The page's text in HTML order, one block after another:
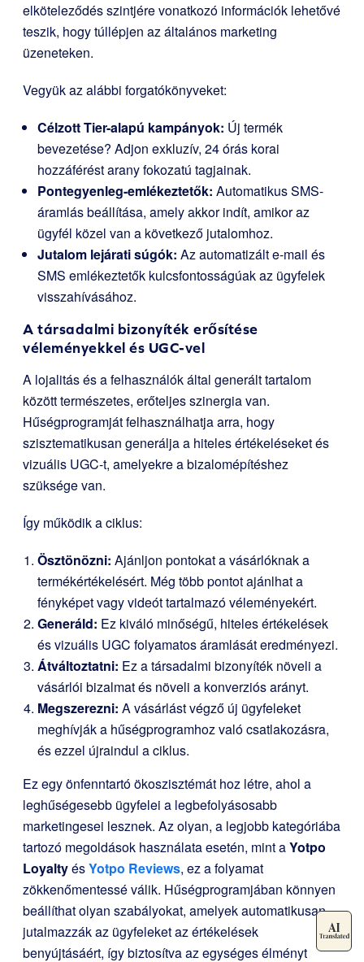
elköteleződés szintjére vonatkozó információk lehetővé
teszik, hogy túllépjen az általános marketing
üzeneteken.
Vegyük az alábbi forgatókönyveket:
Célzott Tier-alapú kampányok: Új termék
bevezetése? Adjon exkluzív, 24 órás korai
hozzáférést arany fokozatú tagjainak.
Pontegyenleg-emlékeztetők: Automatikus SMS-
áramlás beállítása, amely akkor indít, amikor az
ügyfél közel van a következő jutalomhoz.
Jutalom lejárati súgók: Az automatizált e-mail és
SMS emlékeztetők kulcsfontosságúak az ügyfelek
visszahívásához.
A társadalmi bizonyíték erősítése
véleményekkel és UGC-vel
A lojalitás és a felhasználók által generált tartalom
között természetes, erőteljes szinergia van.
Hűségprogramját felhasználhatja arra, hogy
szisztematikusan generálja a hiteles értékeléseket és
vizuális UGC-t, amelyekre a bizalomépítéshez
szüksége van.
Így működik a ciklus:
Ösztönözni: Ajánljon pontokat a vásárlóknak a
termékértékelésért. Még több pontot ajánlhat a
fényképet vagy videót tartalmazó véleményekért.
Generáld: Ez kiváló minőségű, hiteles értékelések
és vizuális UGC folyamatos áramlását eredményezi.
Átváltoztatni: Ez a társadalmi bizonyíték növeli a
vásárlói bizalmat és növeli a konverziós arányt.
Megszerezni: A vásárlást végző új ügyfeleket
meghívják a hűségprogramhoz való csatlakozásra,
és ezzel újraindul a ciklus.
Ez egy önfenntartó ökoszisztémát hoz létre, ahol a
leghűségesebb ügyfelei a legbefolyásosabb
marketingesei lesznek. Az olyan, a legjobb kategóriába
tartozó megoldások használata esetén, mint aYotpo
LoyaltyésYotpo Reviews, ez a folyamat
zökkenőmentessé válik. Hűségprogramjában könnyen
beállíthat olyan szabályokat, amelyek automatikusan
jutalmazzák az ügyfeleket az értékelések
benyújtásáért, így biztosítva az egységes élményt